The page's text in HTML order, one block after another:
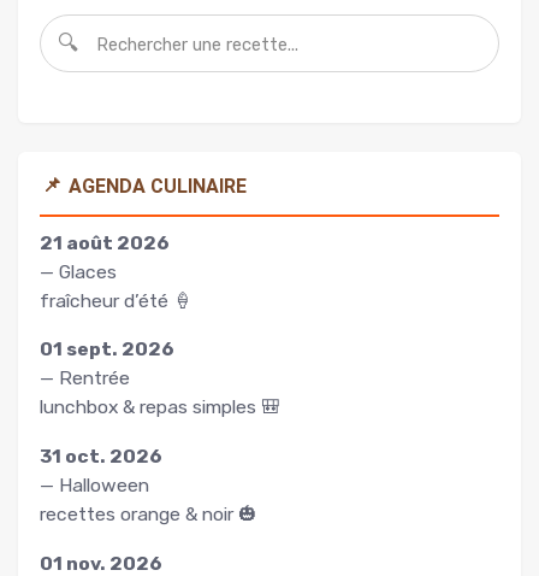
🔍
📌 AGENDA CULINAIRE
21 août 2026
— Glaces
fraîcheur d’été 🍦
01 sept. 2026
— Rentrée
lunchbox & repas simples 🎒
31 oct. 2026
— Halloween
recettes orange & noir 🎃
01 nov. 2026